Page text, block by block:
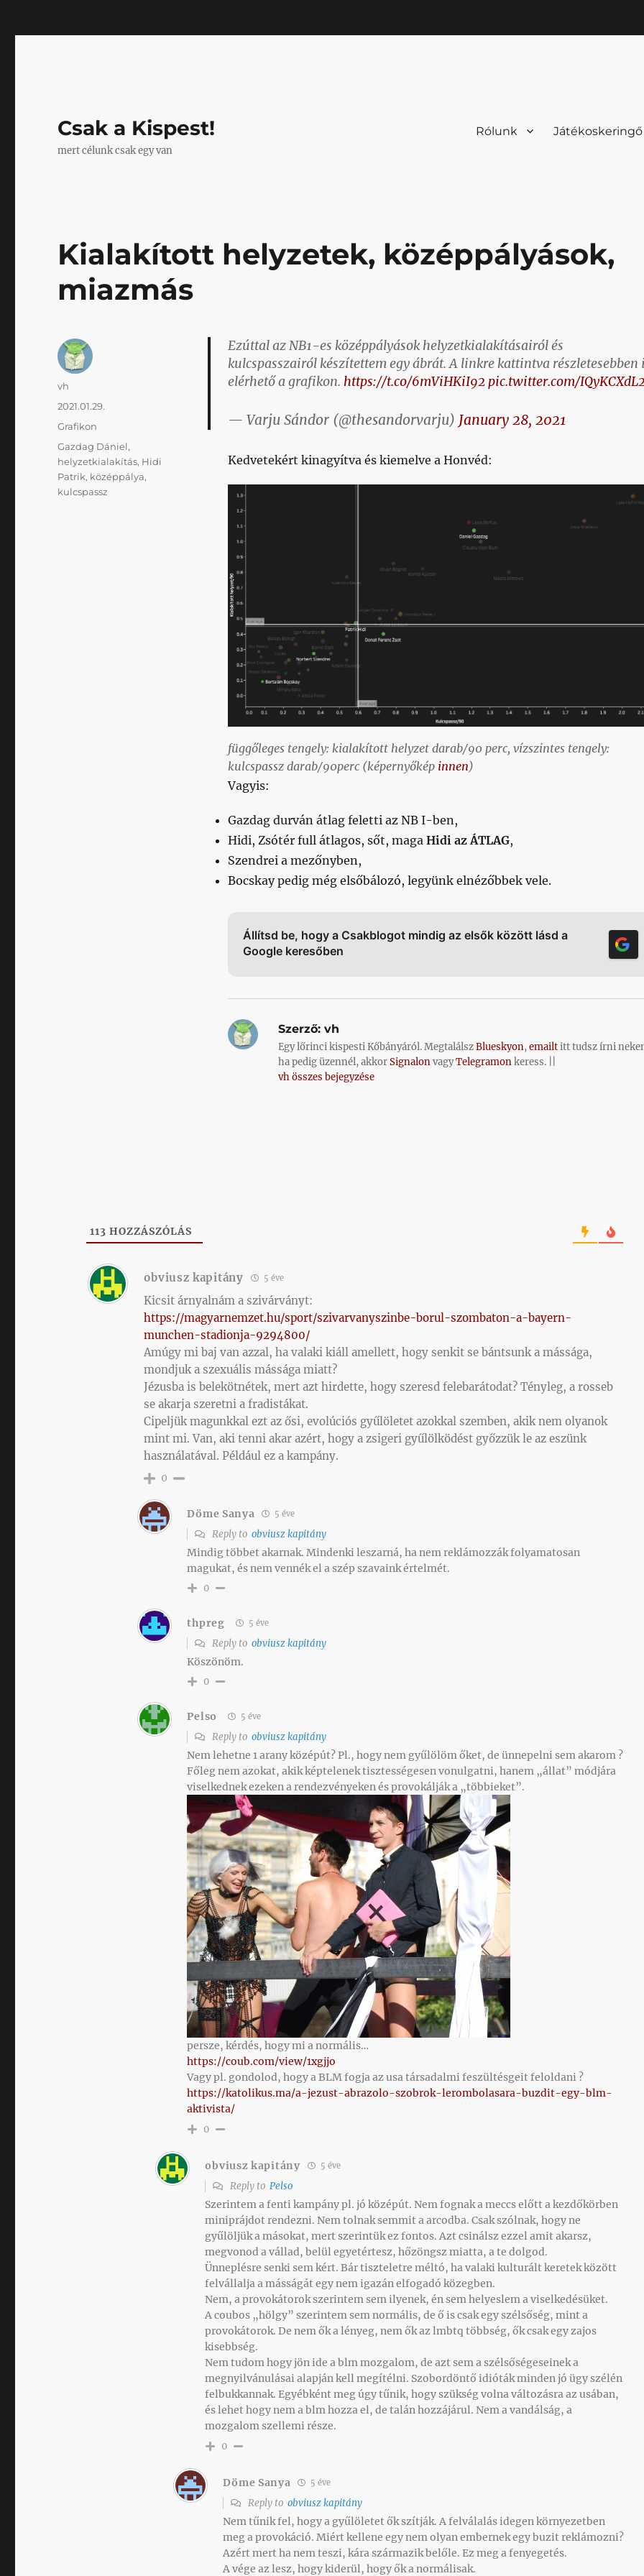
Csak a Kispest!
mert célunk csak egy van
Rólunk Játékoskeringő
Kialakított helyzetek, középpályások,
miazmás
Ezúttal az NB1-es középpályások helyzetkialakításairól és
kulcspasszairól készítettem egy ábrát. A linkre kattintva részletesebben
elérhető a grafikon. https://t.co/6mViHKiI92pic.twitter.com/
— Varju Sándor (@thesandorvarju) January 28, 2021
Kedvetekért kinagyítva és kiemelve a Honvéd:
függőleges tengely: kialakított helyzet darab/90 perc, vízszintes tengely:
kulcspassz darab/90perc (képernyőkép innen)
Vagyis:
Gazdag durván átlag feletti az NB I-ben,
Hidi, Zsótér full átlagos, sőt, maga Hidi az ÁTLAG,
Szendrei a mezőnyben,
Bocskay pedig még elsőbálozó, legyünk elnézőbbek vele.
Állítsd be, hogy a Csakblogot mindig az elsők között lásd a
Google keresőben
Szerző:vh
Egy lőrinci kispesti Kőbányáról. MegtalálszBlueskyon,emailtitt tudsz írni
ha pedig üzennél, akkorSignalonvagyTelegramonkeress. ||
vh összes bejegyzése
Szerző
vh
Közzétéve
2021.01.29.
Kategória
Grafikon
Címke
Gazdag Dániel,
helyzetkialakítás, Hidi
Patrik, középpálya,
kulcspassz
113 HOZZÁSZÓLÁS
obviusz kapitány 5 éve
Kicsit árnyalnám a szivárványt:
https://magyarnemzet.hu/sport/szivarvanyszinbe-borul-szombaton-a-bayern-
munchen-stadionja-9294800/
Amúgy mi baj van azzal, ha valaki kiáll amellett, hogy senkit se bántsunk a mássága,
mondjuk a szexuális mássága miatt?
Jézusba is belekötnétek, mert azt hirdette, hogy szeresd felebarátodat? Tényleg, a rosseb
se akarja szeretni a fradistákat.
Cipeljük magunkkal ezt az ősi, evolúciós gyűlöletet azokkal szemben, akik nem olyanok
mint mi. Van, aki tenni akar azért, hogy a zsigeri gyűlölködést győzzük le az eszünk
használatával. Például ez a kampány.
0
Döme Sanya 5 éve
Reply toobviusz kapitány
Mindig többet akarnak. Mindenki leszarná, ha nem reklámozzák folyamatosan
magukat, és nem vennék el a szép szavaink értelmét.
0
thpreg 5 éve
Reply toobviusz kapitány
Köszönöm.
0
Pelso 5 éve
Reply toobviusz kapitány
Nem lehetne 1 arany középút? Pl., hogy nem gyűlölöm őket, de ünnepelni sem akarom ?
Főleg nem azokat, akik képtelenek tisztességesen vonulgatni, hanem „állat” módjára
viselkednek ezeken a rendezvényeken és provokálják a „többieket”.
persze, kérdés, hogy mi a normális…
https://coub.com/view/1xgjjo
Vagy pl. gondolod, hogy a BLM fogja az usa társadalmi feszültésgeit feloldani ?
https://katolikus.ma/a-jezust-abrazolo-szobrok-lerombolasara-buzdit-egy-blm-
aktivista/
0
obviusz kapitány 5 éve
Reply toPelso
Szerintem a fenti kampány pl. jó középút. Nem fognak a meccs előtt a kezdőkörben
miniprájdot rendezni. Nem tolnak semmit a arcodba. Csak szólnak, hogy ne
gyűlöljük a másokat, mert szerintük ez fontos. Azt csinálsz ezzel amit akarsz,
megvonod a vállad, belül egyetértesz, hőzöngsz miatta, a te dolgod.
Ünneplésre senki sem kért. Bár tiszteletre méltó, ha valaki kulturált keretek között
felvállalja a másságát egy nem igazán elfogadó közegben.
Nem, a provokátorok szerintem sem ilyenek, én sem helyeslem a viselkedésüket.
A coubos „hölgy” szerintem sem normális, de ő is csak egy szélsőség, mint a
provokátorok. De nem ők a lényeg, nem ők az lmbtq többség, ők csak egy zajos
kisebbség.
Nem tudom hogy jön ide a blm mozgalom, de azt sem a szélsőségeseinek a
megnyilvánulásai alapján kell megítélni. Szobordöntő idióták minden jó ügy szélén
felbukkannak. Egyébként meg úgy tűnik, hogy szükség volna változásra az usában,
és lehet hogy nem a blm hozza el, de talán hozzájárul. Nem a vandálság, a
mozgalom szellemi része.
0
Döme Sanya 5 éve
Reply toobviusz kapitány
Nem tűnik fel, hogy a gyűlöletet ők szítják. A felválalás idegen környezetben
meg a provokáció. Miért kellene egy nem olyan embernek egy buzit reklámozni?
Azért mert ha nem teszi, kára származik belőle. Ez meg a fenyegetés.
A vége az lesz, hogy kiderül, hogy ők a normálisak.